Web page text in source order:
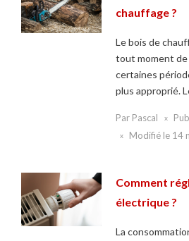
chauffage ?
Le bois de
tout moment de
certaines
plus approprié.
Par Pascal
Modifié le 14
Comment
électrique ?
La